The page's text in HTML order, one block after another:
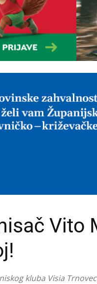
Vito
kluba Visia